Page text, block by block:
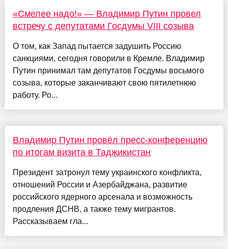
«Смелее надо!» — Владимир Путин провел
встречу с депутатами Госдумы VIII созыва
О том, как Запад пытается задушить Россию
санкциями, сегодня говорили в Кремле. Владимир
Путин принимал там депутатов Госдумы восьмого
созыва, которые заканчивают свою пятилетнюю
работу. Ро...
Владимир Путин провёл пресс-конференцию
по итогам визита в Таджикистан
Президент затронул тему украинского конфликта,
отношений России и Азербайджана, развитие
российского ядерного арсенала и возможность
продления ДСНВ, а также тему мигрантов.
Рассказываем гла...